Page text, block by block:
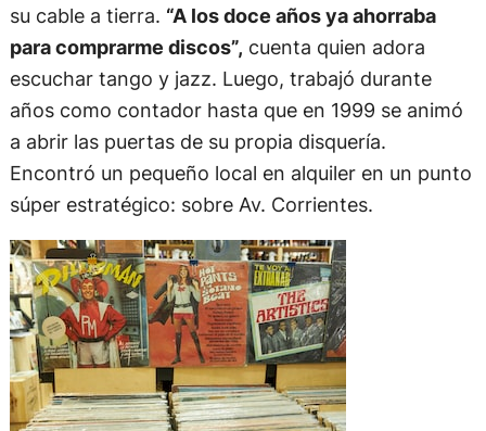
su cable a tierra. “A los doce años ya ahorraba
para comprarme discos”, cuenta quien adora
escuchar tango y jazz. Luego, trabajó durante
años como contador hasta que en 1999 se animó
a abrir las puertas de su propia disquería.
Encontró un pequeño local en alquiler en un punto
súper estratégico: sobre Av. Corrientes.